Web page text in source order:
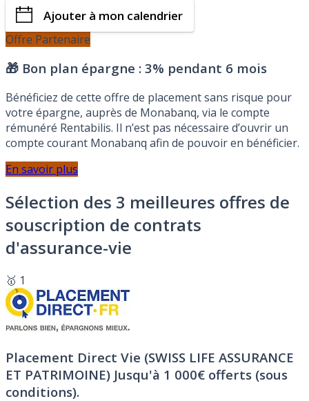
Ajouter à mon calendrier
Offre Partenaire
🎁 Bon plan épargne : 3% pendant 6 mois
Bénéficiez de cette offre de placement sans risque pour
votre épargne, auprès de Monabanq, via le compte
rémunéré Rentabilis. Il n’est pas nécessaire d’ouvrir un
compte courant Monabanq afin de pouvoir en bénéficier.
En savoir plus
Sélection des 3 meilleures offres de
souscription de contrats
d'assurance-vie
🥇 1
Placement Direct Vie (SWISS LIFE ASSURANCE
ET PATRIMOINE) Jusqu'à 1 000€ offerts (sous
conditions).